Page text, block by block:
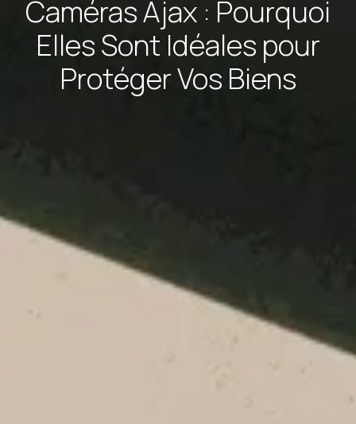
Caméras Ajax : Pourquoi
Elles Sont Idéales pour
Protéger Vos Biens